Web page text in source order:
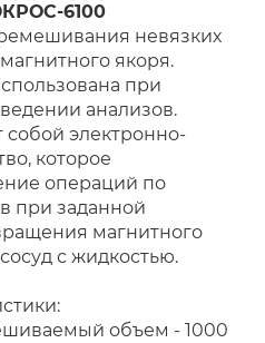
6100
невязких
якоря.
при
анализов.
собой электронно-
которое
операций по
при заданной
магнитного
с жидкостью.
объем - 1000